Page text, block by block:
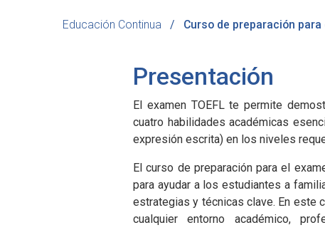
Educación Continua Curso de preparación para
Presentación
El examen TOEFL te permite
cuatro habilidades académicas
expresión escrita) en los niveles
El curso de preparación para el
para ayudar a los estudiantes a
estrategias y técnicas clave. En este
cualquier entorno académico,